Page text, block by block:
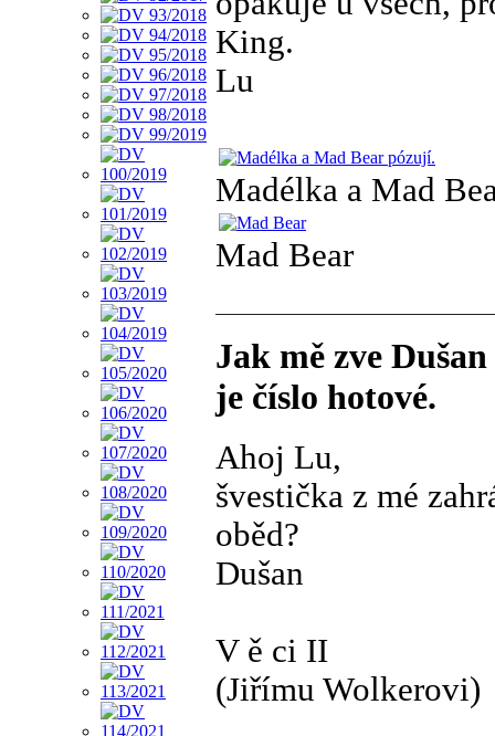
King.
Lu
Madélka a Mad
Mad Bear
Jak mě zve
je číslo hotové.
Ahoj Lu,
švestička z mé
oběd?
Dušan
V ě ci II
(Jiřímu Wolkerovi)